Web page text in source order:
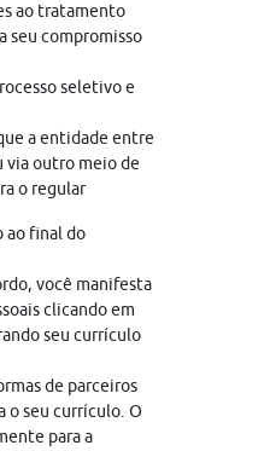
ao tratamento
seu compromisso
seletivo e
a entidade entre
outro meio de
o regular
ao final do
você manifesta
clicando em
seu currículo
de parceiros
o seu currículo. O
para a